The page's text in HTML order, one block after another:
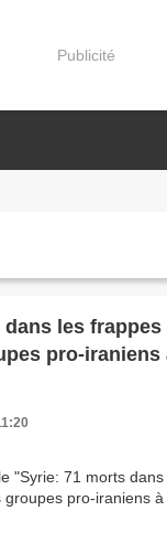
Publicité
les
pro-iraniens